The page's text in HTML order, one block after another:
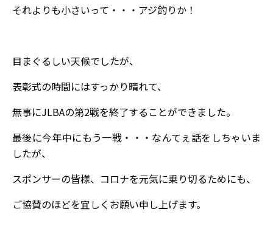
それよりも小さいって・・・アジ釣りか！
目まぐるしい天候でしたが、
表彰式の時間にはすっかり晴れて、
無事にJLBAの第2戦を終了することができました。
最後に今年中にもう一戦・・・なんてぇ話をしちゃいま
したが、
スポンサーの皆様、コロナを元気に乗り切るためにも、
ご協賛のほどを宜しくお願い申し上げます。